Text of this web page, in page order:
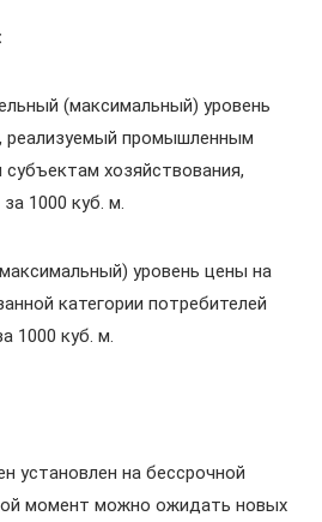
(максимальный) уровень
реализуемый промышленным
хозяйствования,
1000 куб. м.
уровень цены на
категории потребителей
1000 куб. м.
установлен на бессрочной
момент можно ожидать новых